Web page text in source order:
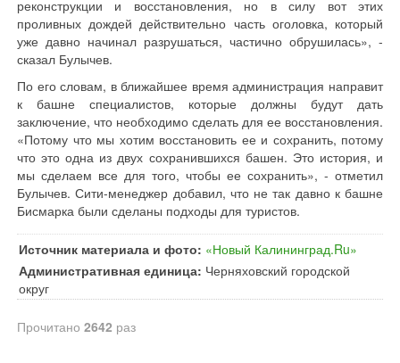
реконструкции и восстановления, но в силу вот этих
проливных дождей действительно часть оголовка, который
уже давно начинал разрушаться, частично обрушилась», -
сказал Булычев.
По его словам, в ближайшее время администрация направит
к башне специалистов, которые должны будут дать
заключение, что необходимо сделать для ее восстановления.
«Потому что мы хотим восстановить ее и сохранить, потому
что это одна из двух сохранившихся башен. Это история, и
мы сделаем все для того, чтобы ее сохранить», - отметил
Булычев. Сити-менеджер добавил, что не так давно к башне
Бисмарка были сделаны подходы для туристов.
Источник материала и фото: «Новый Калининград.Ru»
Административная единица: Черняховский городской
округ
Прочитано 2642 раз